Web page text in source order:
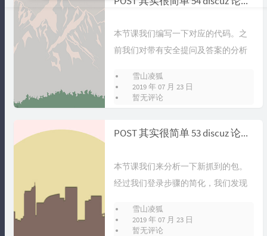
Loading...
本节课我们编写一下对应的代码。之
前我们对带有安全提问及答案的分析
的代码产...
雪山凌狐
2019 年 07 月 23 日
暂无评论
POST 其实很简单 53 discuz 论坛：安全提问及答案包分析 2
本节课我们来分析一下新抓到的包。
经过我们登录步骤的简化，我们发现
到的包的...
雪山凌狐
2019 年 07 月 23 日
暂无评论